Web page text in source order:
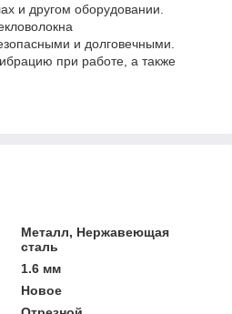
и другом оборудовании.
и долговечными.
при работе, а также
Металл, Нержавеющая
сталь
1.6 мм
Новое